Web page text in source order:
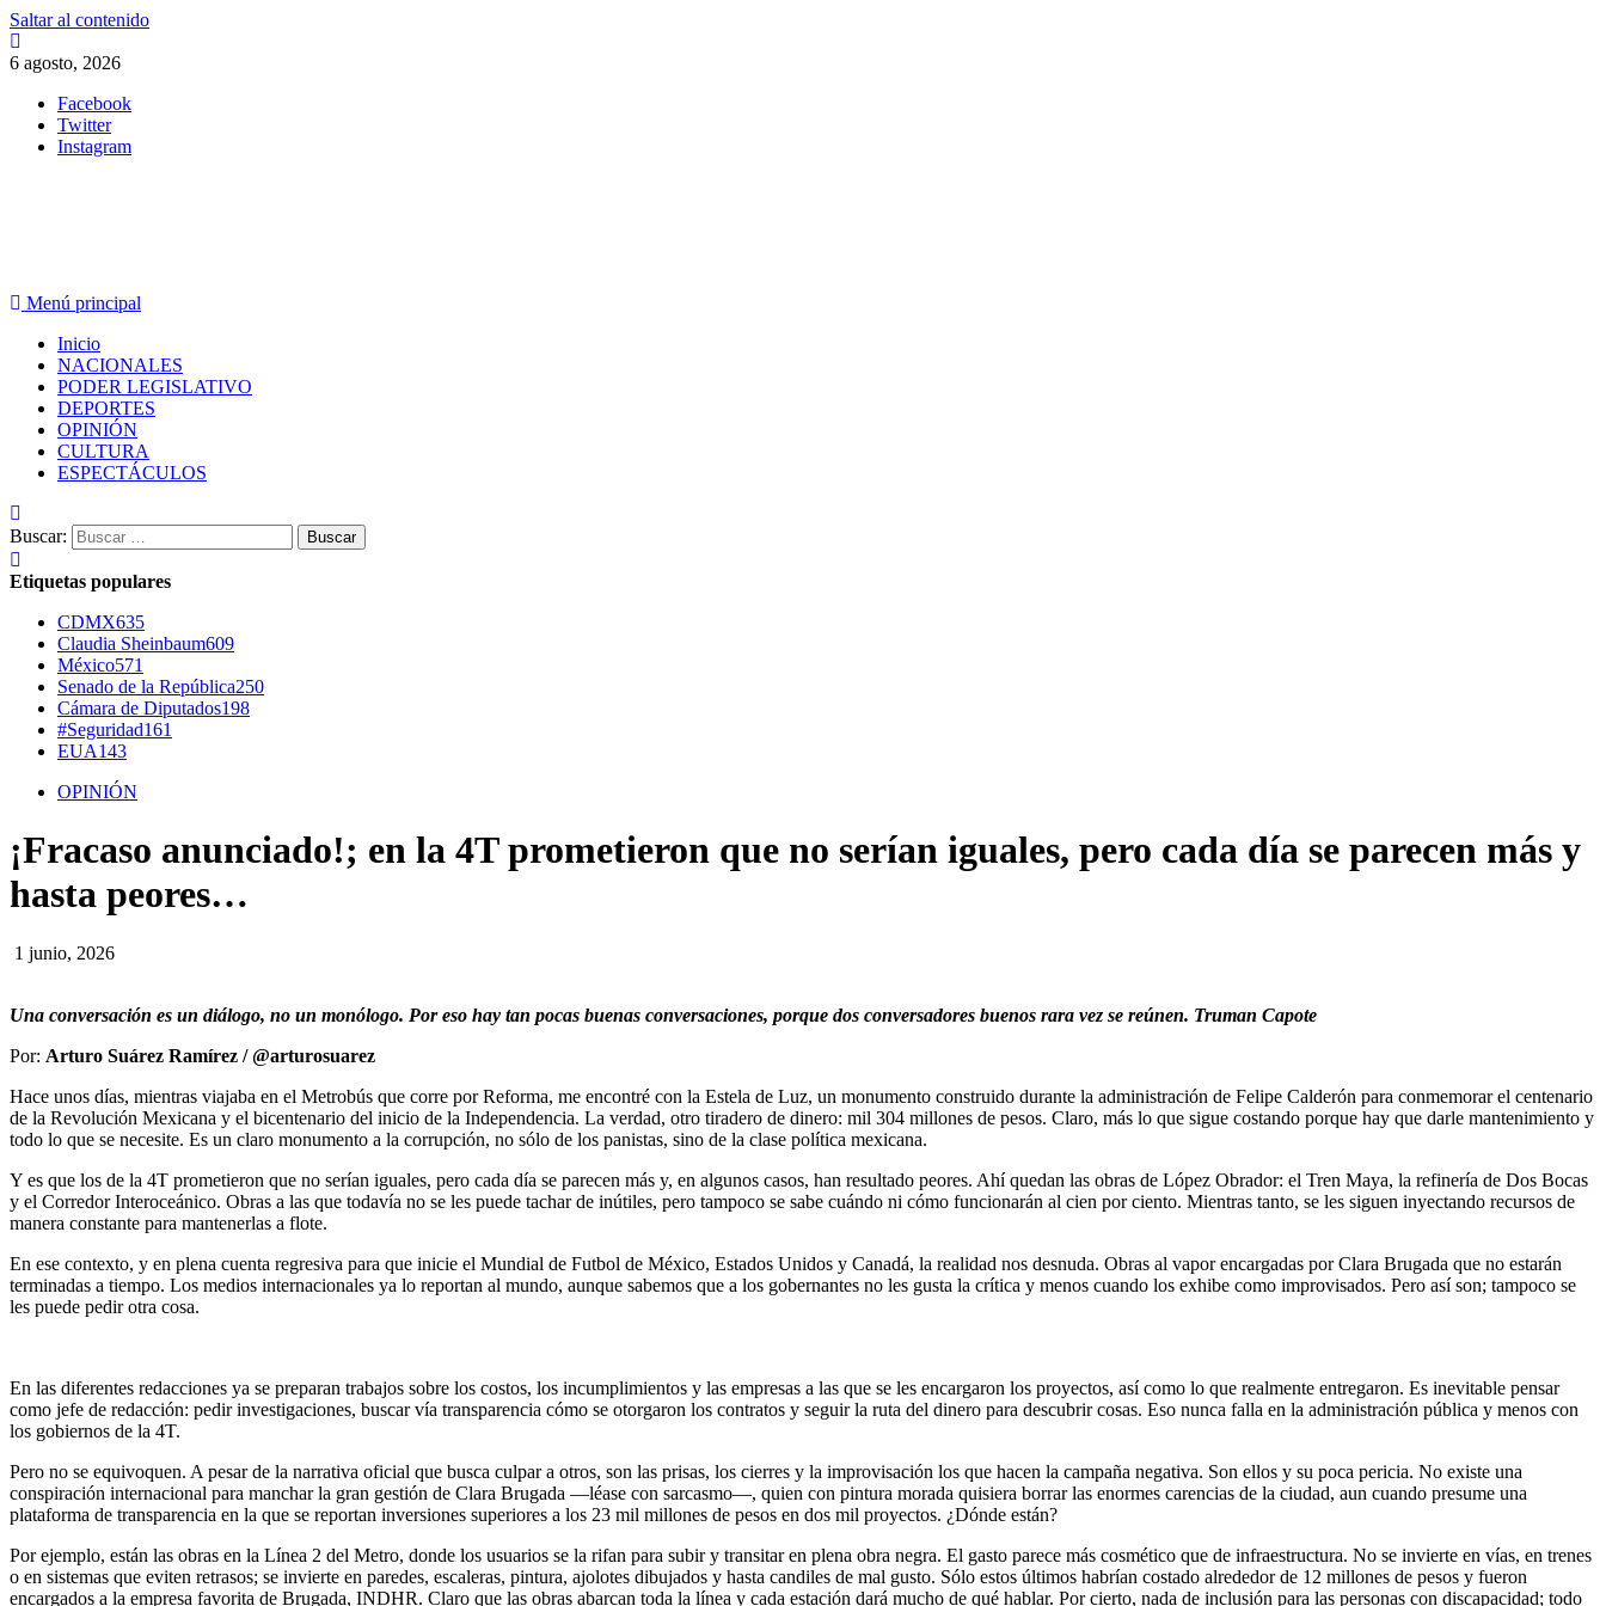
Saltar al contenido
6 agosto, 2026
Facebook
Twitter
Instagram
Menú principal
Inicio
NACIONALES
PODER LEGISLATIVO
DEPORTES
OPINIÓN
CULTURA
ESPECTÁCULOS
Buscar:
Etiquetas populares
CDMX635
Claudia Sheinbaum609
México571
Senado de la República250
Cámara de Diputados198
#Seguridad161
EUA143
OPINIÓN
¡Fracaso anunciado!; en la 4T prometieron que no serían iguales, pero cada día se parecen más y
hasta peores…
1 junio, 2026
Una conversación es un diálogo, no un monólogo. Por eso hay tan pocas buenas conversaciones, porque dos conversadores buenos rara vez se reúnen. Truman Capote
Por: Arturo Suárez Ramírez / @arturosuarez
Hace unos días, mientras viajaba en el Metrobús que corre por Reforma, me encontré con la Estela de Luz, un monumento construido durante la administración de Felipe Calderón para conmemorar el centenario
de la Revolución Mexicana y el bicentenario del inicio de la Independencia. La verdad, otro tiradero de dinero: mil 304 millones de pesos. Claro, más lo que sigue costando porque hay que darle mantenimiento y
todo lo que se necesite. Es un claro monumento a la corrupción, no sólo de los panistas, sino de la clase política mexicana.
Y es que los de la 4T prometieron que no serían iguales, pero cada día se parecen más y, en algunos casos, han resultado peores. Ahí quedan las obras de López Obrador: el Tren Maya, la refinería de Dos Bocas
y el Corredor Interoceánico. Obras a las que todavía no se les puede tachar de inútiles, pero tampoco se sabe cuándo ni cómo funcionarán al cien por ciento. Mientras tanto, se les siguen inyectando recursos de
manera constante para mantenerlas a flote.
En ese contexto, y en plena cuenta regresiva para que inicie el Mundial de Futbol de México, Estados Unidos y Canadá, la realidad nos desnuda. Obras al vapor encargadas por Clara Brugada que no estarán
terminadas a tiempo. Los medios internacionales ya lo reportan al mundo, aunque sabemos que a los gobernantes no les gusta la crítica y menos cuando los exhibe como improvisados. Pero así son; tampoco se
les puede pedir otra cosa.
En las diferentes redacciones ya se preparan trabajos sobre los costos, los incumplimientos y las empresas a las que se les encargaron los proyectos, así como lo que realmente entregaron. Es inevitable pensar
como jefe de redacción: pedir investigaciones, buscar vía transparencia cómo se otorgaron los contratos y seguir la ruta del dinero para descubrir cosas. Eso nunca falla en la administración pública y menos con
los gobiernos de la 4T.
Pero no se equivoquen. A pesar de la narrativa oficial que busca culpar a otros, son las prisas, los cierres y la improvisación los que hacen la campaña negativa. Son ellos y su poca pericia. No existe una
conspiración internacional para manchar la gran gestión de Clara Brugada —léase con sarcasmo—, quien con pintura morada quisiera borrar las enormes carencias de la ciudad, aun cuando presume una
plataforma de transparencia en la que se reportan inversiones superiores a los 23 mil millones de pesos en dos mil proyectos. ¿Dónde están?
Por ejemplo, están las obras en la Línea 2 del Metro, donde los usuarios se la rifan para subir y transitar en plena obra negra. El gasto parece más cosmético que de infraestructura. No se invierte en vías, en trenes
o en sistemas que eviten retrasos; se invierte en paredes, escaleras, pintura, ajolotes dibujados y hasta candiles de mal gusto. Sólo estos últimos habrían costado alrededor de 12 millones de pesos y fueron
encargados a la empresa favorita de Brugada, INDHR. Claro que las obras abarcan toda la línea y cada estación dará mucho de qué hablar. Por cierto, nada de inclusión para las personas con discapacidad; todo